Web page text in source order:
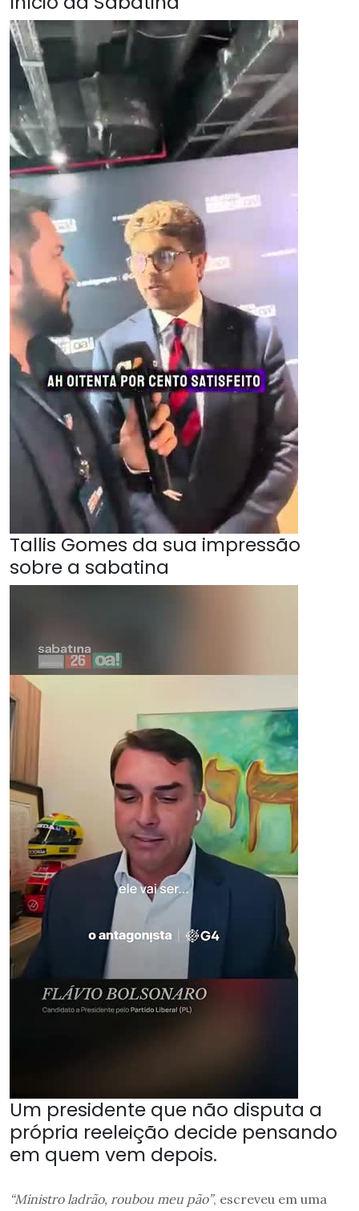
Tallis Gomes da sua impressão
sobre a sabatina
Um presidente que não disputa a
própria reeleição decide pensando
em quem vem depois.
“Ministro ladrão, roubou meu pão”, escreveu em uma